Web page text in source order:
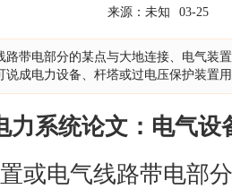
来源：未知 03-25
电部分的某点与大地连接、电气装
说成电力设备、杆塔或过电压保护装置
力系统论文：电气设
电气线路带电部分